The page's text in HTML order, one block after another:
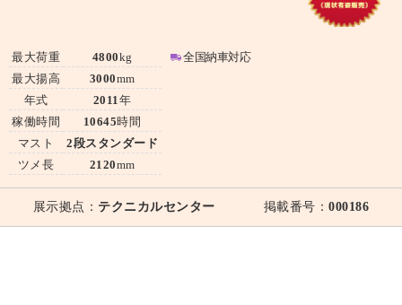
最大荷重
最大揚高
年式
稼働時間
マスト
ツメ長
4800kg
3000mm
2011年
10645時間
2段スタンダード
2120mm
全国納車対応
展示拠点： テクニカルセンター 掲載番号：000186